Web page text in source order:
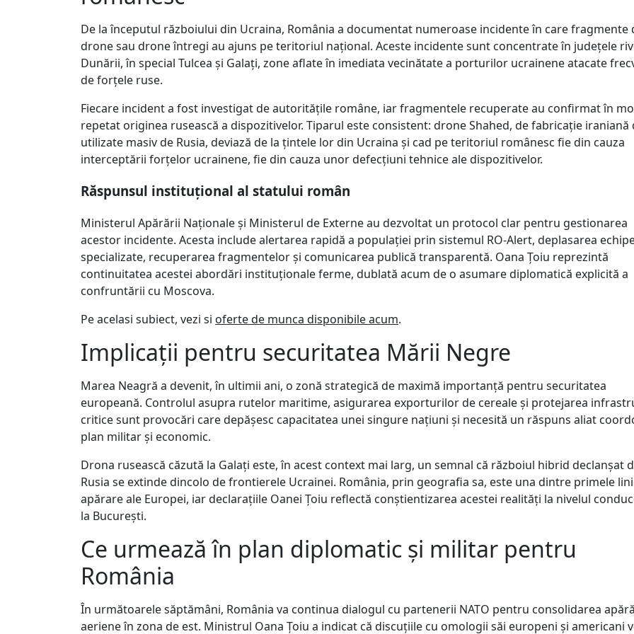
De la începutul războiului din Ucraina, România a documentat numeroase incidente în care fragmente
drone sau drone întregi au ajuns pe teritoriul național. Aceste incidente sunt concentrate în județele
Dunării, în special Tulcea și Galați, zone aflate în imediata vecinătate a porturilor ucrainene atacate
de forțele ruse.
Fiecare incident a fost investigat de autoritățile române, iar fragmentele recuperate au confirmat în
repetat originea rusească a dispozitivelor. Tiparul este consistent: drone Shahed, de fabricație iraniană
utilizate masiv de Rusia, deviază de la țintele lor din Ucraina și cad pe teritoriul românesc fie din cauza
interceptării forțelor ucrainene, fie din cauza unor defecțiuni tehnice ale dispozitivelor.
Răspunsul instituțional al statului român
Ministerul Apărării Naționale și Ministerul de Externe au dezvoltat un protocol clar pentru gestionarea
acestor incidente. Acesta include alertarea rapidă a populației prin sistemul RO-Alert, deplasarea
specializate, recuperarea fragmentelor și comunicarea publică transparentă. Oana Țoiu reprezintă
continuitatea acestei abordări instituționale ferme, dublată acum de o asumare diplomatică explicită a
confruntării cu Moscova.
Pe acelasi subiect, vezi si oferte de munca disponibile acum.
Implicații pentru securitatea Mării Negre
Marea Neagră a devenit, în ultimii ani, o zonă strategică de maximă importanță pentru securitatea
europeană. Controlul asupra rutelor maritime, asigurarea exporturilor de cereale și protejarea
critice sunt provocări care depășesc capacitatea unei singure națiuni și necesită un răspuns aliat
plan militar și economic.
Drona rusească căzută la Galați este, în acest context mai larg, un semnal că războiul hibrid declanșat
Rusia se extinde dincolo de frontierele Ucrainei. România, prin geografia sa, este una dintre primele
apărare ale Europei, iar declarațiile Oanei Țoiu reflectă conștientizarea acestei realități la nivelul
la București.
Ce urmează în plan diplomatic și militar pentru
România
În următoarele săptămâni, România va continua dialogul cu partenerii NATO pentru consolidarea
aeriene în zona de est. Ministrul Oana Țoiu a indicat că discuțiile cu omologii săi europeni și americani